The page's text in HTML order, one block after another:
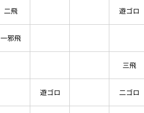
二飛 遊ゴロ
一邪飛
三飛
遊ゴロ 二ゴロ